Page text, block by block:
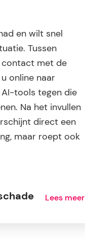
en wilt snel
Tussen
contact met de
online naar
tools tegen die
Na het invullen
direct een
maar roept ook
Lees meer